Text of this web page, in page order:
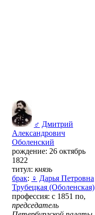
♂ Дмитрий
Александрович
Оболенский
рождение: 26 октябрь
1822
титул: князь
брак: ♀ Дарья Петровна
Трубецкая (Оболенская)
профессия: с 1851 по,
председатель